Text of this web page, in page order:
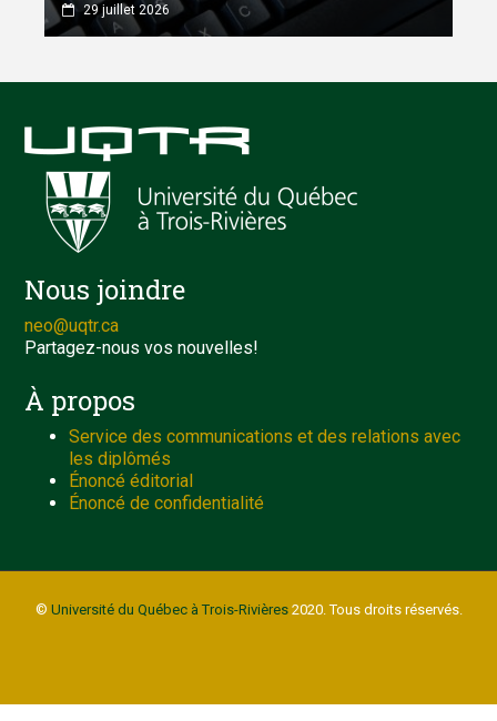
29 juillet 2026
Nous joindre
neo@uqtr.ca
Partagez-nous vos nouvelles!
À propos
Service des communications et des relations avec
les diplômés
Énoncé éditorial
Énoncé de confidentialité
© Université du Québec à Trois-Rivières2020. Tous droits réservés.